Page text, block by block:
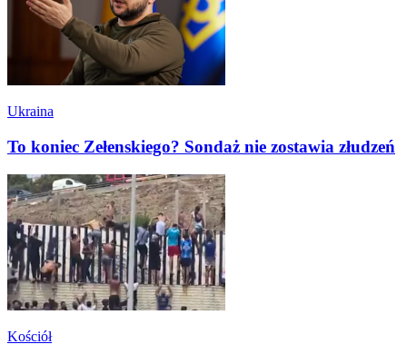
Ukraina
To koniec Zełenskiego? Sondaż nie zostawia złudzeń
Kościół